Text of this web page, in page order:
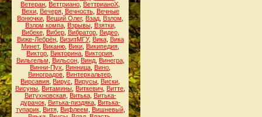
Ветеран Веттриано ВеттрианоХ
Вехи, Вечеря, Вечность, Вечные
Вонючки Вещий Олег, Взад Взлом
Взлом компа, Взрывы, Взятки,
Вибеке, Вибер, Вибратор, Видео,
Виже-Лебрён, ВизитМГУ, Вика, Вика
Минет, Виканю Вики Википедия
Виктор Викторина Виктория
Вильгельм
Вильсон, Винд, Винегра,
Винни-Пух
Винница Вино
Виноградов Винтерхальтер
Вирсавия Вирус Вирусы Виски
Висуны Витамины Виткевич Витте
Витухновская, Витька, Витька-
дурачок, Витька-пиздяка, Витька-
тупарик, Витя, Вифлеем Вишневый,